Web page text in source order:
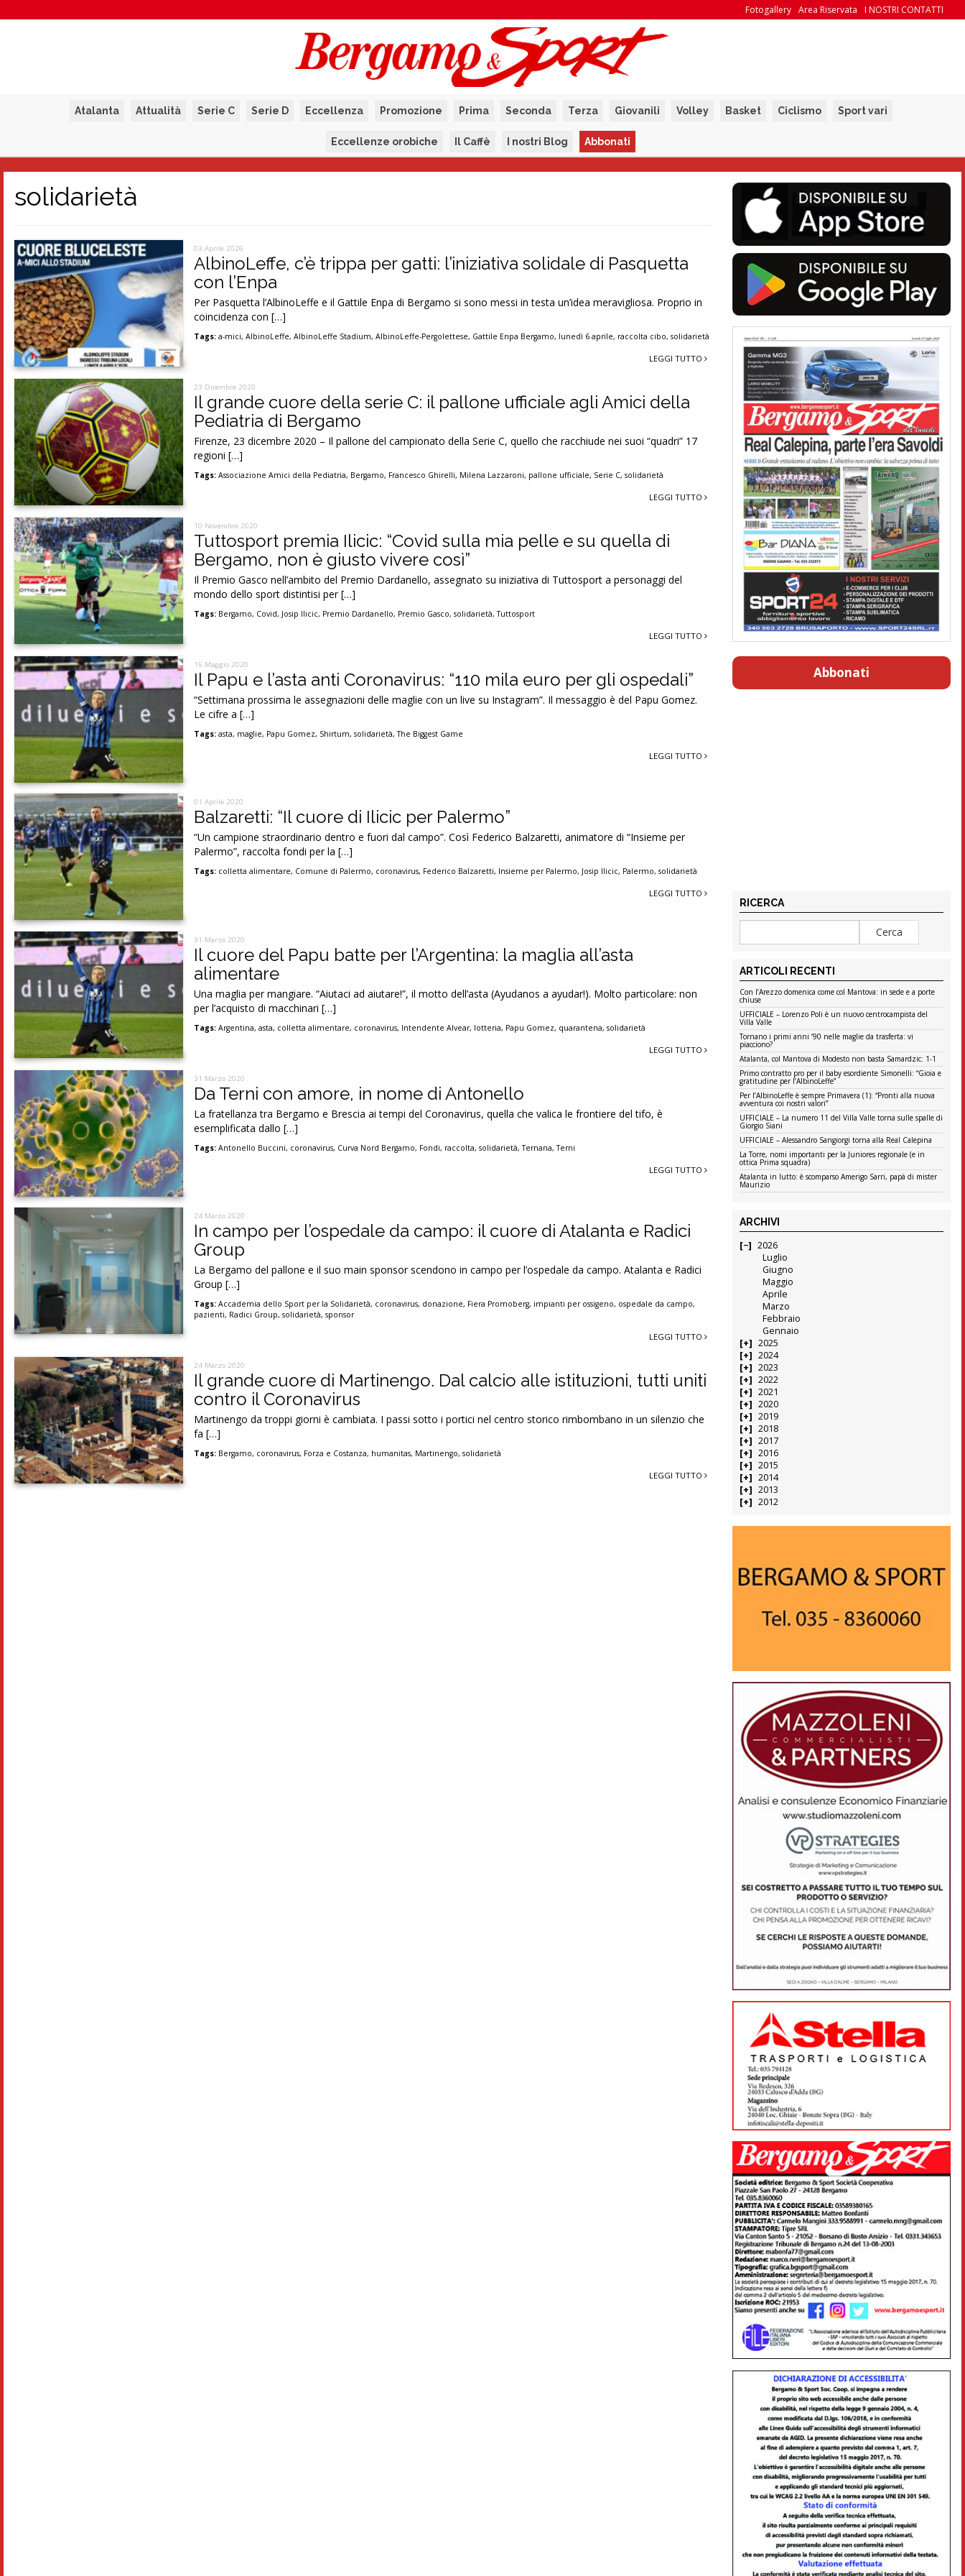
I NOSTRI CONTATTI
Area Riservata
Fotogallery
Atalanta Attualità Serie C Serie D Eccellenza Promozione Prima Seconda Terza Giovanili Volley Basket Ciclismo Sport vari
Eccellenze orobiche Il Caffè I nostri Blog Abbonati
solidarietà
03 Aprile 2026
AlbinoLeffe, c’è trippa per gatti: l’iniziativa solidale di Pasquetta
con l’Enpa
Per Pasquetta l’AlbinoLeffe e il Gattile Enpa di Bergamo si sono messi in testa un’idea meravigliosa. Proprio in
coincidenza con […]
Tags: a-mici,AlbinoLeffe,AlbinoLeffe Stadium,AlbinoLeffe-Pergolettese, Gattile Enpa Bergamo, lunedì 6 aprile, raccolta cibo,solidarietà
LEGGI TUTTO
23 Dicembre 2020
Il grande cuore della serie C: il pallone ufficiale agli Amici della
Pediatria di Bergamo
Firenze, 23 dicembre 2020 – Il pallone del campionato della Serie C, quello che racchiude nei suoi “quadri” 17
regioni […]
Tags: Associazione Amici della Pediatria, Bergamo, Francesco Ghirelli, Milena Lazzaroni, pallone ufficiale, Serie C,solidarietà
LEGGI TUTTO
10 Novembre 2020
Tuttosport premia Ilicic: “Covid sulla mia pelle e su quella di
Bergamo, non è giusto vivere così”
Il Premio Gasco nell’ambito del Premio Dardanello, assegnato su iniziativa di Tuttosport a personaggi del
mondo dello sport distintisi per […]
Tags: Bergamo, Covid, Josip Ilicic, Premio Dardanello, Premio Gasco,solidarietà,Tuttosport
LEGGI TUTTO
15 Maggio 2020
Il Papu e l’asta anti Coronavirus: “110 mila euro per gli ospedali”
“Settimana prossima le assegnazioni delle maglie con un live su Instagram”. Il messaggio è del Papu Gomez.
Le cifre a […]
Tags: asta, maglie, Papu Gomez, Shirtum,solidarietà,The Biggest Game
LEGGI TUTTO
01 Aprile 2020
Balzaretti: “Il cuore di Ilicic per Palermo”
“Un campione straordinario dentro e fuori dal campo”. Così Federico Balzaretti, animatore di “Insieme per
Palermo”, raccolta fondi per la […]
Tags: colletta alimentare, Comune di Palermo, coronavirus, Federico Balzaretti, Insieme per Palermo, Josip Ilicic, Palermo,solidarietà
LEGGI TUTTO
31 Marzo 2020
Il cuore del Papu batte per l’Argentina: la maglia all’asta
alimentare
Una maglia per mangiare. “Aiutaci ad aiutare!”, il motto dell’asta (Ayudanos a ayudar!). Molto particolare: non
per l’acquisto di macchinari […]
Tags: Argentina,asta, colletta alimentare, coronavirus, Intendente Alvear, lotteria, Papu Gomez, quarantena,solidarietà
LEGGI TUTTO
31 Marzo 2020
Da Terni con amore, in nome di Antonello
La fratellanza tra Bergamo e Brescia ai tempi del Coronavirus, quella che valica le frontiere del tifo, è
esemplificata dallo […]
Tags: Antonello Buccini, coronavirus, Curva Nord Bergamo, Fondi, raccolta,solidarietà,Ternana,Terni
LEGGI TUTTO
24 Marzo 2020
In campo per l’ospedale da campo: il cuore di Atalanta e Radici
Group
La Bergamo del pallone e il suo main sponsor scendono in campo per l’ospedale da campo. Atalanta e Radici
Group […]
Tags: Accademia dello Sport per la Solidarietà, coronavirus, donazione, Fiera Promoberg, impianti per ossigeno, ospedale da campo,
pazienti, Radici Group,solidarietà,sponsor
LEGGI TUTTO
24 Marzo 2020
Il grande cuore di Martinengo. Dal calcio alle istituzioni, tutti uniti
contro il Coronavirus
Martinengo da troppi giorni è cambiata. I passi sotto i portici nel centro storico rimbombano in un silenzio che
fa […]
Tags: Bergamo, coronavirus, Forza e Costanza, humanitas, Martinengo,solidarietà
LEGGI TUTTO
Abbonati
RICERCA
ARTICOLI RECENTI
Con l’Arezzo domenica come col Mantova: in sede e a porte
chiuse
UFFICIALE – Lorenzo Poli è un nuovo centrocampista del
Villa Valle
Tornano i primi anni ’90 nelle maglie da trasferta: vi
piacciono?
Atalanta, col Mantova di Modesto non basta Samardzic: 1-1
Primo contratto pro per il baby esordiente Simonelli: “Gioia e
gratitudine per l’AlbinoLeffe”
Per l’AlbinoLeffe è sempre Primavera (1): “Pronti alla nuova
avventura coi nostri valori”
UFFICIALE – La numero 11 del Villa Valle torna sulle spalle di
Giorgio Siani
UFFICIALE – Alessandro Sangiorgi torna alla Real Calepina
La Torre, nomi importanti per la Juniores regionale (e in
ottica Prima squadra)
Atalanta in lutto: è scomparso Amerigo Sarri, papà di mister
Maurizio
ARCHIVI
2026
Luglio
Giugno
Maggio
Aprile
Marzo
Febbraio
Gennaio
2025
2024
2023
2022
2021
2020
2019
2018
2017
2016
2015
2014
2013
2012